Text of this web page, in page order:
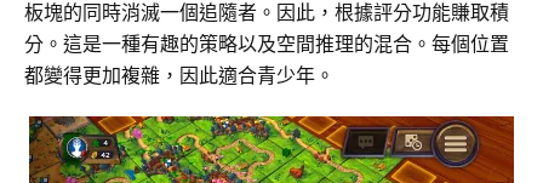
板塊的同時消滅一個追隨者。因此，根據評分功能賺取積
分。這是一種有趣的策略以及空間推理的混合。每個位置
都變得更加複雜，因此適合青少年。